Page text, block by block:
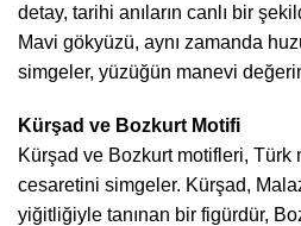
detay, tarihi anıların canlı bir
Mavi gökyüzü, aynı zamanda
simgeler, yüzüğün manevi
Kürşad ve Bozkurt Motifi
Kürşad ve Bozkurt motifleri, Türk
cesaretini simgeler. Kürşad,
yiğitliğiyle tanınan bir figürdür,